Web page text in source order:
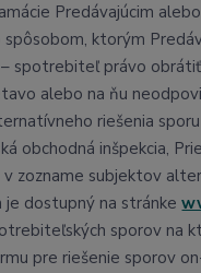
Predávajúcim
ktorým
spotrebiteľ právo
alebo na ňu
riešenia
obchodná inšpekcia,
v zozname subjektov
je dostupný na stránke
sporov na
pre riešenie sporov